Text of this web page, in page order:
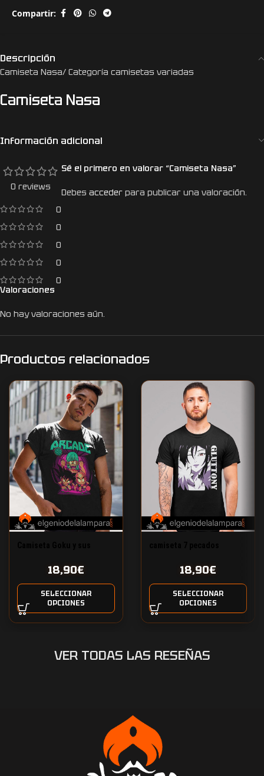
Compartir:
Descripción
Camiseta Nasa/ Categoría camisetas variadas
Camiseta Nasa
Información adicional
0 reviews
0
0
0
0
0
Valoraciones
No hay valoraciones aún.
Sé el primero en valorar “Camiseta Nasa”
Debes acceder para publicar una valoración.
Productos relacionados
18,90€
SELECCIONAR
OPCIONES
18,90€
SELECCIONAR
OPCIONES
VER TODAS LAS RESEÑAS